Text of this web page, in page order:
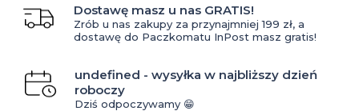
Dostawę masz u nas GRATIS!
Zrób u nas zakupy za przynajmniej 199 zł, a
dostawę do Paczkomatu InPost masz gratis!
undefined - wysyłka w najbliższy dzień
roboczy
Dziś odpoczywamy 😁